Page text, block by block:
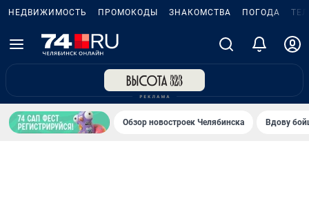
НЕДВИЖИМОСТЬ ПРОМОКОДЫ ЗНАКОМСТВА ПОГОДА
Обзор новостроек Челябинска Вдову